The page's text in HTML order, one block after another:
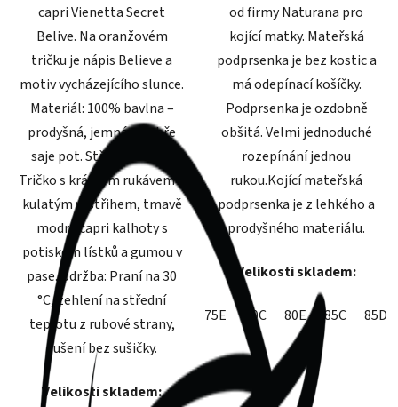
capri Vienetta Secret
Belive. Na oranžovém
tričku je nápis Believe a
motiv vycházejícího slunce.
Materiál: 100% bavlna –
prodyšná, jemná a dobře
saje pot. Střih a detaily:
Tričko s krátkým rukávem a
kulatým výstřihem, tmavě
modré capri kalhoty s
potiskem lístků a gumou v
pase. Údržba: Praní na 30
°C, žehlení na střední
teplotu z rubové strany,
sušení bez sušičky.
Velikosti skladem:
od firmy Naturana pro
kojící matky. Mateřská
podprsenka je bez kostic a
má odepínací košíčky.
Podprsenka je ozdobně
obšitá. Velmi jednoduché
rozepínání jednou
rukou.Kojící mateřská
podprsenka je z lehkého a
prodyšného materiálu.
Velikosti skladem:
75E 80C 80E 85C 85D